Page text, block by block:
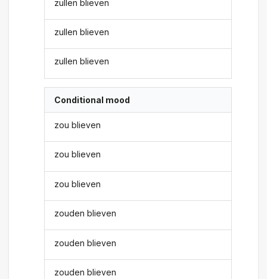
zullen blieven
zullen blieven
zullen blieven
Conditional mood
zou blieven
zou blieven
zou blieven
zouden blieven
zouden blieven
zouden blieven